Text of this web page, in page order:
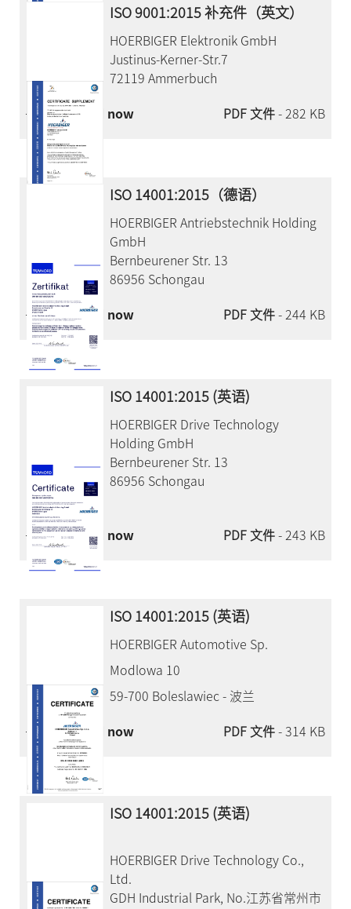
ISO 9001:2015 补充件（英文）
HOERBIGER Elektronik GmbH
Justinus-Kerner-Str.7
72119 Ammerbuch
Download now
PDF 文件- 282 KB
ISO 14001:2015（德语）
HOERBIGER Antriebstechnik Holding
GmbH
Bernbeurener Str. 13
86956 Schongau
Download now
PDF 文件- 244 KB
ISO 14001:2015 (英语)
HOERBIGER Drive Technology
Holding GmbH
Bernbeurener Str. 13
86956 Schongau
Download now PDF 文件- 243 KB
ISO 14001:2015 (英语)
HOERBIGER Automotive Sp.
Modlowa 10
59-700 Boleslawiec - 波兰
Download now
PDF 文件- 314 KB
ISO 14001:2015 (英语)
HOERBIGER Drive Technology Co.,
Ltd.
GDH Industrial Park, No.江苏省常州市